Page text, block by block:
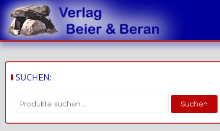
Skip
to
content
SUCHEN:
Suchen
nach: Suchen